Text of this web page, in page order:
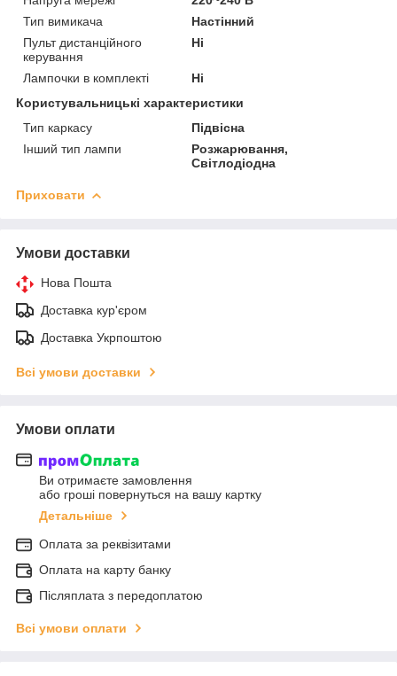
Тип вимикача
Настінний
Пульт дистанційного
керування
Ні
Лампочки в комплекті
Ні
Користувальницькі характеристики
Тип каркасу
Підвісна
Інший тип лампи
Розжарювання,
Світлодіодна
Приховати
Умови доставки
Нова Пошта
Доставка кур'єром
Доставка Укрпоштою
Всі умови доставки
Умови оплати
Ви отримаєте замовлення
або гроші повернуться на вашу картку
Детальніше
Оплата за реквізитами
Оплата на карту банку
Післяплата з передоплатою
Всі умови оплати